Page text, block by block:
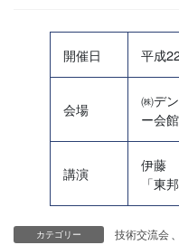
開催日 平成
会場
㈱デ
ー会館
講演
伊藤
「東
カテゴリー 技術交流会